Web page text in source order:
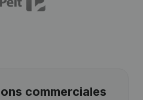
commerciales